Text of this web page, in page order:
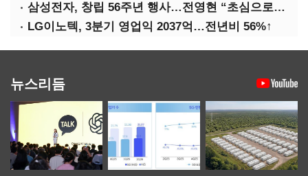
삼성전자, 창립 56주년 행사…전영현 “초심으로 경쟁력 회복해야”
LG이노텍, 3분기 영업익 2037억…전년비 56%↑
뉴스리듬